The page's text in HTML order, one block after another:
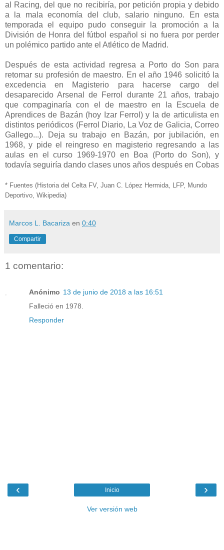
al Racing, del que no recibiría, por petición propia y debido
a la mala economía del club, salario ninguno. En esta
temporada el equipo pudo conseguir la promoción a la
División de Honra del fútbol español si no fuera por perder
un polémico partido ante el Atlético de Madrid.
Después de esta actividad regresa a Porto do Son para
retomar su profesión de maestro. En el año 1946 solicitó la
excedencia en Magisterio para hacerse cargo del
desaparecido Arsenal de Ferrol durante 21 años, trabajo
que compaginaría con el de maestro en la Escuela de
Aprendices de Bazán (hoy Izar Ferrol) y la de articulista en
distintos periódicos (Ferrol Diario, La Voz de Galicia, Correo
Gallego...). Deja su trabajo en Bazán, por jubilación, en
1968, y pide el reingreso en magisterio regresando a las
aulas en el curso 1969-1970 en Boa (Porto do Son), y
todavía seguiría dando clases unos años después en Cobas
* Fuentes (Historia del Celta FV, Juan C. López Hermida, LFP, Mundo
Deportivo, Wikipedia)
Marcos L. Bacariza en 0:40
Compartir
1 comentario:
Anónimo 13 de junio de 2018 a las 16:51
Falleció en 1978.
Responder
‹ ›
Inicio
Ver versión web